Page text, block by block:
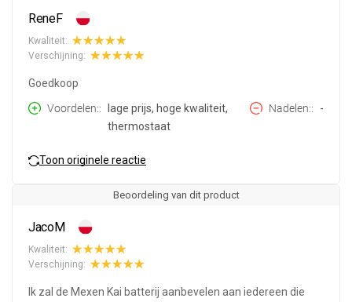
ReneF
Kwaliteit:
Verschijning:
Goedkoop
Voordelen:
lage prijs, hoge kwaliteit,
thermostaat
Nadelen: -
Toon originele reactie
Beoordeling van dit product
JacoM
Kwaliteit:
Verschijning:
Ik zal de Mexen Kai batterij aanbevelen aan iedereen die